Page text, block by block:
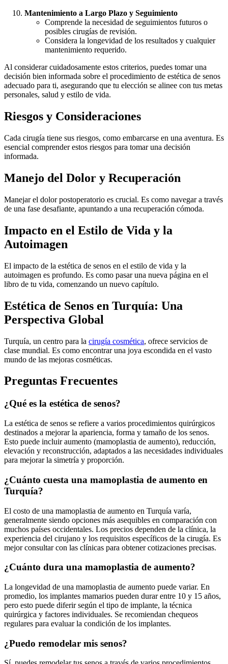
Mantenimiento a Largo Plazo y Seguimiento
Comprende la necesidad de seguimientos futuros o
posibles cirugías de revisión.
Considera la longevidad de los resultados y cualquier
mantenimiento requerido.
Al considerar cuidadosamente estos criterios, puedes tomar una
decisión bien informada sobre el procedimiento de estética de senos
adecuado para ti, asegurando que tu elección se alinee con tus metas
personales, salud y estilo de vida.
Riesgos y Consideraciones
Cada cirugía tiene sus riesgos, como embarcarse en una aventura. Es
esencial comprender estos riesgos para tomar una decisión
informada.
Manejo del Dolor y Recuperación
Manejar el dolor postoperatorio es crucial. Es como navegar a través
de una fase desafiante, apuntando a una recuperación cómoda.
Impacto en el Estilo de Vida y la
Autoimagen
El impacto de la estética de senos en el estilo de vida y la
autoimagen es profundo. Es como pasar una nueva página en el
libro de tu vida, comenzando un nuevo capítulo.
Estética de Senos en Turquía: Una
Perspectiva Global
Turquía, un centro para la cirugía cosmética, ofrece servicios de
clase mundial. Es como encontrar una joya escondida en el vasto
mundo de las mejoras cosméticas.
Preguntas Frecuentes
¿Qué es la estética de senos?
La estética de senos se refiere a varios procedimientos quirúrgicos
destinados a mejorar la apariencia, forma y tamaño de los senos.
Esto puede incluir aumento (mamoplastia de aumento), reducción,
elevación y reconstrucción, adaptados a las necesidades individuales
para mejorar la simetría y proporción.
¿Cuánto cuesta una mamoplastia de aumento en
Turquía?
El costo de una mamoplastia de aumento en Turquía varía,
generalmente siendo opciones más asequibles en comparación con
muchos países occidentales. Los precios dependen de la clínica, la
experiencia del cirujano y los requisitos específicos de la cirugía. Es
mejor consultar con las clínicas para obtener cotizaciones precisas.
¿Cuánto dura una mamoplastia de aumento?
La longevidad de una mamoplastia de aumento puede variar. En
promedio, los implantes mamarios pueden durar entre 10 y 15 años,
pero esto puede diferir según el tipo de implante, la técnica
quirúrgica y factores individuales. Se recomiendan chequeos
regulares para evaluar la condición de los implantes.
¿Puedo remodelar mis senos?